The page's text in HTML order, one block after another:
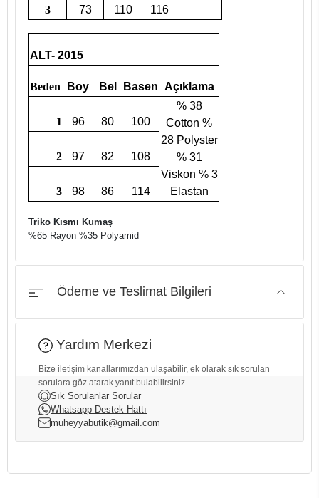
3 73 110 116
ALT- 2015
Beden Boy Bel Basen Açıklama
1 96 80 100
% 38
Cotton %
28 Polyster
% 31
Viskon % 3
Elastan
2 97 82 108
3 98 86 114
Triko Kısmı Kumaş
%65 Rayon %35 Polyamid
Ödeme ve Teslimat Bilgileri
Yardım Merkezi
Bize iletişim kanallarımızdan ulaşabilir, ek olarak sık sorulan
sorulara göz atarak yanıt bulabilirsiniz.
Sık Sorulanlar Sorular
Whatsapp Destek Hattı
muheyyabutik@gmail.com